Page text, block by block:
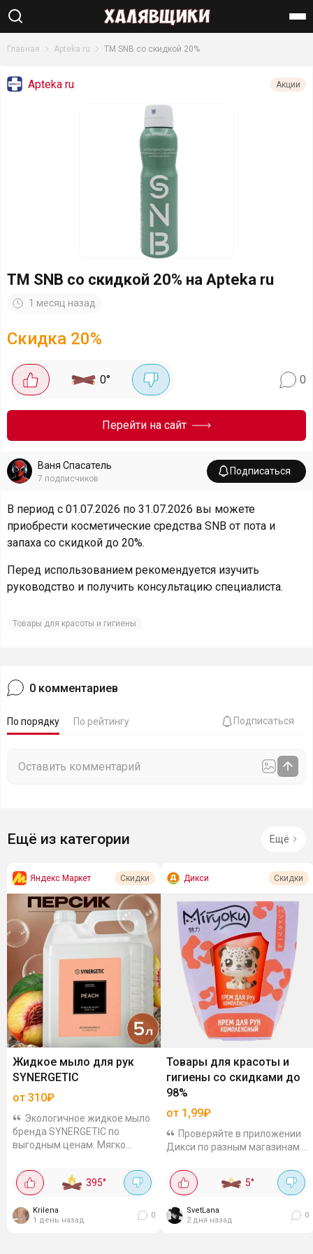
Главная Apteka ru ТМ SNB со скидкой 20%
Apteka ru Акции
ТМ SNB со скидкой 20% на Apteka ru
1 месяц назад
Скидка 20%
0° 0
Перейти на сайт
Ваня Спасатель
7 подписчиков
Подписаться
В период с 01.07.2026 по 31.07.2026 вы можете
приобрести косметические средства SNB от пота и
запаха со скидкой до 20%.
Перед использованием рекомендуется изучить
руководство и получить консультацию специалиста.
Товары для красоты и гигиены
0 комментариев
По порядку По рейтингу Подписаться
Ещё из категории Ещё
Яндекс Маркет Скидки
Жидкое мыло для рук
SYNERGETIC
от 310₽
Экологичное жидкое мыло
бренда SYNERGETIC по
выгодным ценам. Мягко
есть в наборах и больших
упаковках. Например,
парфюмированное мыло...
395°
Krilena
1 день назад
0
Дикси Скидки
Товары для красоты и
гигиены со скидками до
98%
от 1,99₽
Проверяйте в приложении
Дикси по разным магазинам.
отличаться. Это не все скидки,
просто пример. У вас может
разделе...
5°
SvetLana
2 дня назад
0